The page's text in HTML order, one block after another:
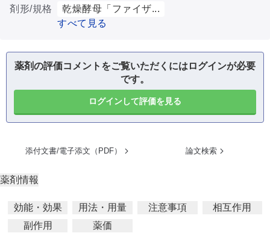
剤形/規格
乾燥酵母「ファイザ...
すべて見る
薬剤の評価コメントをご覧いただくにはログインが必要
です。
ログインして評価を見る
添付文書/電子添文（PDF） 論文検索
薬剤情報
効能・効果 用法・用量 注意事項
相互作用
副作用
薬価